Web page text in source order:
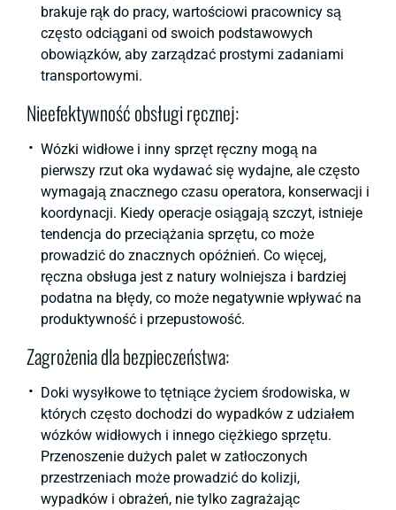
brakuje rąk do pracy, wartościowi pracownicy są
często odciągani od swoich podstawowych
obowiązków, aby zarządzać prostymi zadaniami
transportowymi.
Nieefektywność obsługi ręcznej:
Wózki widłowe i inny sprzęt ręczny mogą na
pierwszy rzut oka wydawać się wydajne, ale często
wymagają znacznego czasu operatora, konserwacji i
koordynacji. Kiedy operacje osiągają szczyt, istnieje
tendencja do przeciążania sprzętu, co może
prowadzić do znacznych opóźnień. Co więcej,
ręczna obsługa jest z natury wolniejsza i bardziej
podatna na błędy, co może negatywnie wpływać na
produktywność i przepustowość.
Zagrożenia dla bezpieczeństwa:
Doki wysyłkowe to tętniące życiem środowiska, w
których często dochodzi do wypadków z udziałem
wózków widłowych i innego ciężkiego sprzętu.
Przenoszenie dużych palet w zatłoczonych
przestrzeniach może prowadzić do kolizji,
wypadków i obrażeń, nie tylko zagrażając